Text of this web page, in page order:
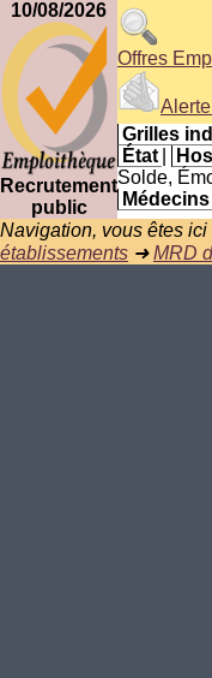
10/08/2026
Recrutement
public
Offres
Alerte
Grilles
État
Solde,
Médecins
Navigation, vous êtes ici
établissements ➜MRD